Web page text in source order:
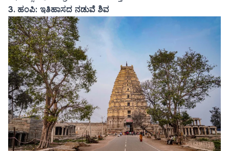
3. ಹಂಪಿ: ಇತಿಹಾಸದ ನಡುವೆ ಶಿವ